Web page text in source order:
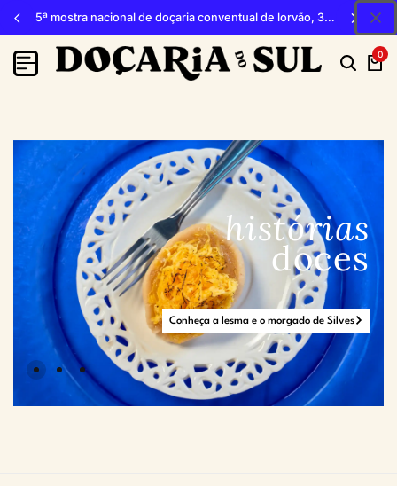
5ª mostra nacional de doçaria conventual de lorvão, 3, 4 e 5 de outubro 2026, penacova
0
histórias
doces
Conheça a lesma e o morgado de Silves